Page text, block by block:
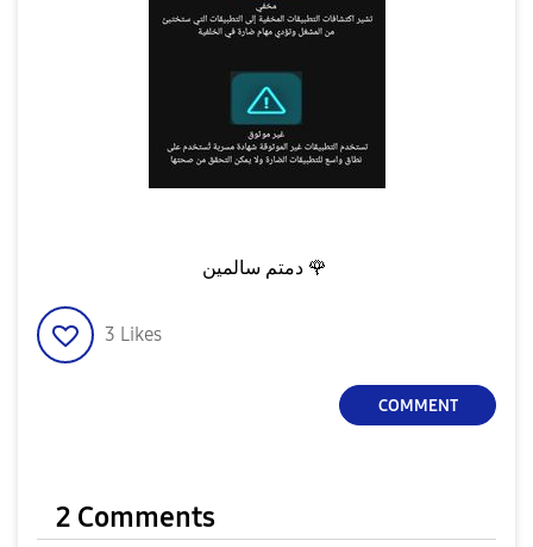
دمتم سالمين 🌹
3 Likes
COMMENT
2 Comments